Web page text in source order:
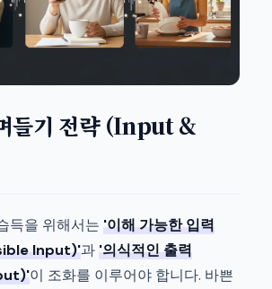
들기 전략 (Input &
득을 위해서는 '이해 가능한 입력
Input)'과 '의식적인 출력
이 조화를 이루어야 합니다. 바쁜